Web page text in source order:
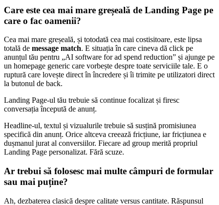
Care este cea mai mare greșeală de Landing Page pe
care o fac oamenii?
Cea mai mare greșeală, și totodată cea mai costisitoare, este lipsa
totală de message match. E situația în care cineva dă click pe
anunțul tău pentru „AI software for ad spend reduction” și ajunge pe
un homepage generic care vorbește despre toate serviciile tale. E o
ruptură care lovește direct în încredere și îi trimite pe utilizatori direct
la butonul de back.
Landing Page-ul tău trebuie să continue focalizat și firesc
conversația începută de anunț.
Headline-ul, textul și vizualurile trebuie să susțină promisiunea
specifică din anunț. Orice altceva creează fricțiune, iar fricțiunea e
dușmanul jurat al conversiilor. Fiecare ad group merită propriul
Landing Page personalizat. Fără scuze.
Ar trebui să folosesc mai multe câmpuri de formular
sau mai puține?
Ah, dezbaterea clasică despre calitate versus cantitate. Răspunsul